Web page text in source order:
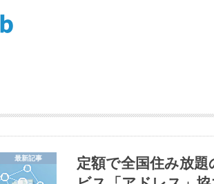
最新記事
定額で全国住み放